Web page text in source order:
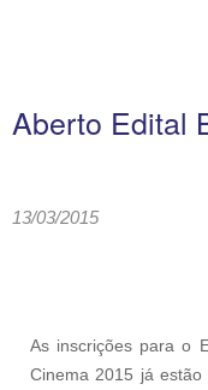
Aberto Edital
13/03/2015
As inscrições para o
Cinema 2015 já